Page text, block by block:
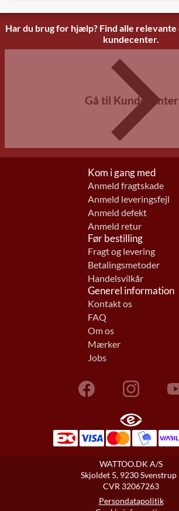
Har du brug for hjælp? Find alle
kundecenter.
Gå til Kundecenter
Kom i gang med
Anmeld fragtskade
Anmeld leveringsfejl
Anmeld defekt
Anmeld retur
Før bestilling
Fragt og levering
Betalingsmetoder
Handelsvilkår
Generel information
Kontakt os
FAQ
Om os
Mærker
Jobs
WATTOO.DK A/S
Skjoldet 5, 9230 Svenstrup
CVR 32067263
Persondatapolitik